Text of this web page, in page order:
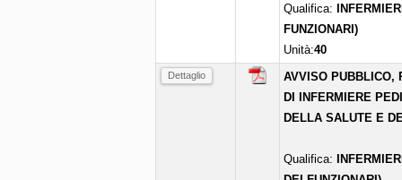
Qualifica:
FUNZIONARI)
Unità:40
Dettaglio
AVVISO PUBBLICO,
DI INFERMIERE
DELLA SALUTE E
Qualifica: